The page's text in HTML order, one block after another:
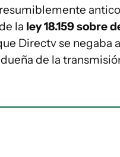
la ley 18.159 sobre
Directv se negaba
de la